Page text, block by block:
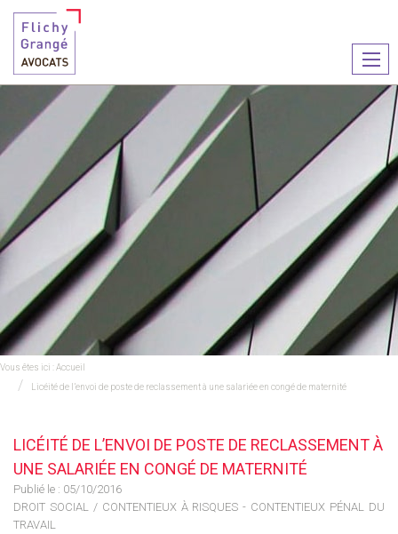
le
Vous êtes ici :Accueil
Licéité de l’envoi de poste de reclassement à une salariée en congé de maternité
LICÉITÉ DE L’ENVOI DE POSTE DE RECLASSEMENT À
UNE SALARIÉE EN CONGÉ DE MATERNITÉ
Publié le : 05/10/2016
DROIT SOCIAL/ CONTENTIEUX À RISQUES - CONTENTIEUX PÉNAL DU
TRAVAIL